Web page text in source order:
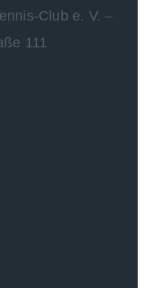
Club e. V. –
111